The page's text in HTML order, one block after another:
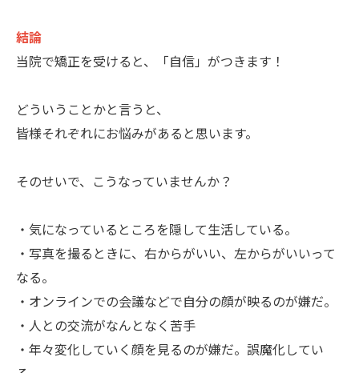
結論
当院で矯正を受けると、「自信」がつきます！
どういうことかと言うと、
皆様それぞれにお悩みがあると思います。
そのせいで、こうなっていませんか？
・気になっているところを隠して生活している。
・写真を撮るときに、右からがいい、左からがいいって
なる。
・オンラインでの会議などで自分の顔が映るのが嫌だ。
・人との交流がなんとなく苦手
・年々変化していく顔を見るのが嫌だ。誤魔化してい